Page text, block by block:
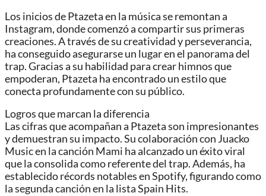
Los inicios de Ptazeta en la música se remontan a
Instagram, donde comenzó a compartir sus primeras
creaciones. A través de su creatividad y perseverancia,
ha conseguido asegurarse un lugar en el panorama del
trap. Gracias a su habilidad para crear himnos que
empoderan, Ptazeta ha encontrado un estilo que
conecta profundamente con su público.
Logros que marcan la diferencia
Las cifras que acompañan a Ptazeta son impresionantes
y demuestran su impacto. Su colaboración con Juacko
Music en la canción Mami ha alcanzado un éxito viral
que la consolida como referente del trap. Además, ha
establecido récords notables en Spotify, figurando como
la segunda canción en la lista Spain Hits.